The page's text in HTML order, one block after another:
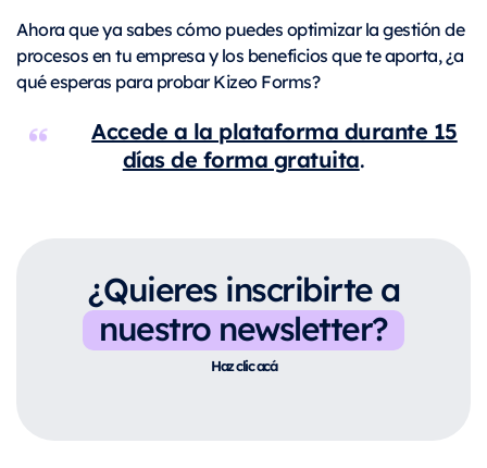
Ahora que ya sabes cómo puedes optimizar la gestión de
procesos en tu empresa y los beneficios que te aporta, ¿a
qué esperas para probar Kizeo Forms?
Accede a la plataforma durante 15
días de forma gratuita.
¿Quieres inscribirte a
nuestro newsletter?
Haz clic acá